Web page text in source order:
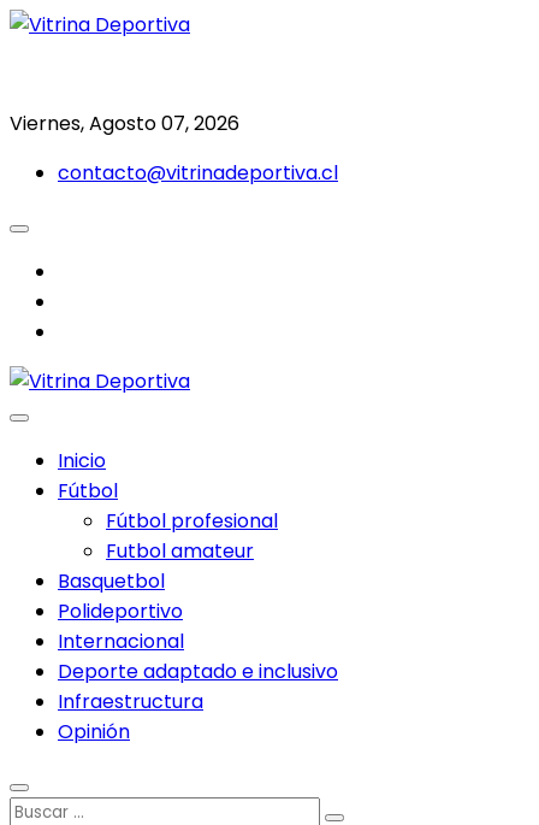
Saltar
Viernes, Agosto 07, 2026
contacto@vitrinadeportiva.cl
Inicio
Fútbol
Fútbol profesional
Futbol amateur
Basquetbol
Polideportivo
Internacional
Deporte adaptado e inclusivo
Infraestructura
Opinión
Buscar